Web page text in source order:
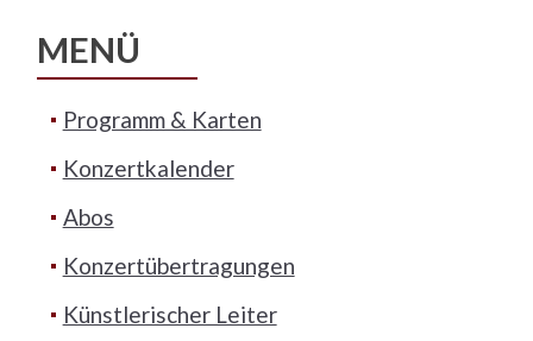
MENÜ
Programm & Karten
Konzertkalender
Abos
Konzertübertragungen
Künstlerischer Leiter